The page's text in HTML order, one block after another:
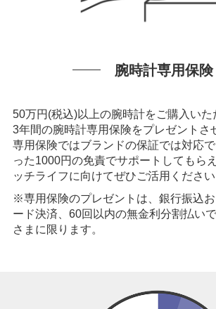
腕時計専用保険
50万円(税込)以上の腕時計をご購入いた
3年間の腕時計専用保険をプレゼントさ
専用保険ではブランドの保証では対応
った1000円の免責でサポートしてもら
ッチライフに向けてぜひご活用ください
※専用保険のプレゼントは、銀行振込
ード決済、60回以内の無金利分割払い
さまに限ります。